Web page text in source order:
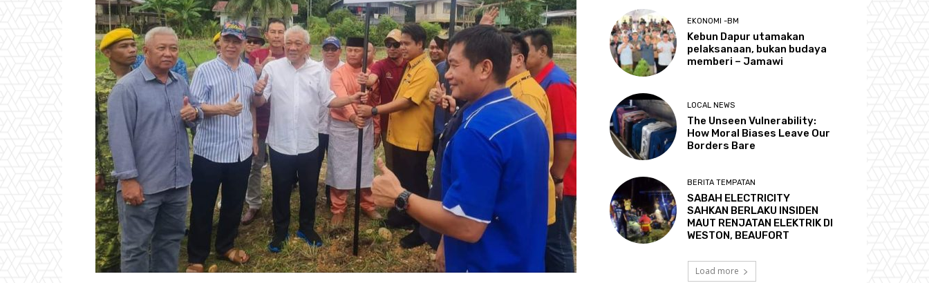
EKONOMI -BM
Kebun Dapur utamakan
pelaksanaan, bukan budaya
memberi – Jamawi
LOCAL NEWS
The Unseen Vulnerability:
How Moral Biases Leave Our
Borders Bare
BERITA TEMPATAN
SABAH ELECTRICITY
SAHKAN BERLAKU INSIDEN
MAUT RENJATAN ELEKTRIK DI
WESTON, BEAUFORT
Load more